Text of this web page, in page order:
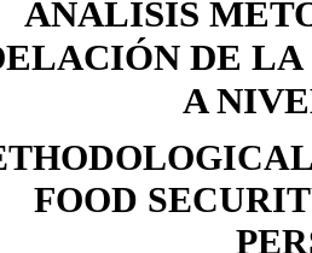
ANALISIS
DE
A
FOOD